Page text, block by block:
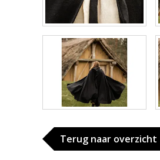
Terug naar overzicht